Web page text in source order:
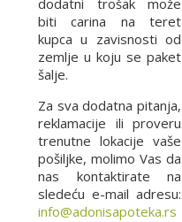
dodatni trošak može
biti carina na teret
kupca u zavisnosti od
zemlje u koju se paket
šalje.
Za sva dodatna pitanja,
reklamacije ili proveru
trenutne lokacije vaše
pošiljke, molimo Vas da
nas kontaktirate na
sledeću e-mail adresu:
info@adonisapoteka.rs